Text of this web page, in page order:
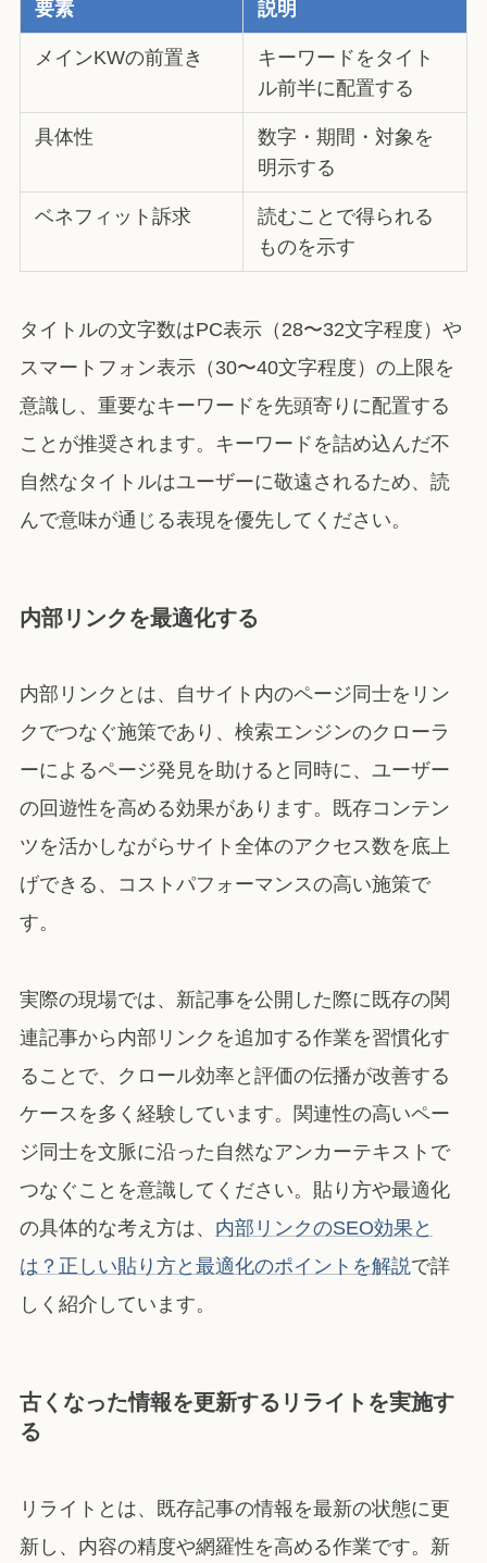
要素 説明
メインKWの前置き
キーワードをタイト
ル前半に配置する
具体性
数字・期間・対象を
明示する
ベネフィット訴求
読むことで得られる
ものを示す
タイトルの文字数はPC表示（28〜32文字程度）や
スマートフォン表示（30〜40文字程度）の上限を
意識し、重要なキーワードを先頭寄りに配置する
ことが推奨されます。キーワードを詰め込んだ不
自然なタイトルはユーザーに敬遠されるため、読
んで意味が通じる表現を優先してください。
内部リンクを最適化する
内部リンクとは、自サイト内のページ同士をリン
クでつなぐ施策であり、検索エンジンのクローラ
ーによるページ発見を助けると同時に、ユーザー
の回遊性を高める効果があります。既存コンテン
ツを活かしながらサイト全体のアクセス数を底上
げできる、コストパフォーマンスの高い施策で
す。
実際の現場では、新記事を公開した際に既存の関
連記事から内部リンクを追加する作業を習慣化す
ることで、クロール効率と評価の伝播が改善する
ケースを多く経験しています。関連性の高いペー
ジ同士を文脈に沿った自然なアンカーテキストで
つなぐことを意識してください。貼り方や最適化
の具体的な考え方は、 内部リンクのSEO効果と
は？正しい貼り方と最適化のポイントを解説で詳
しく紹介しています。
古くなった情報を更新するリライトを実施す
る
リライトとは、既存記事の情報を最新の状態に更
新し、内容の精度や網羅性を高める作業です。新